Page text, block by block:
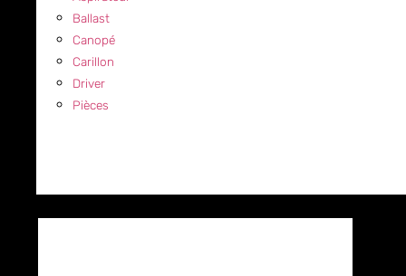
Ballast
Canopé
Carillon
Driver
Pièces